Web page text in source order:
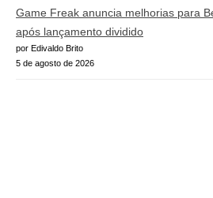
Game Freak anuncia melhorias para
após lançamento dividido
por Edivaldo Brito
5 de agosto de 2026